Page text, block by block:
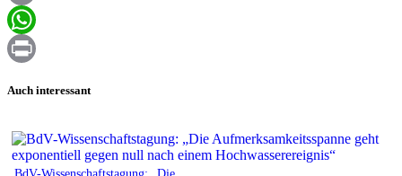
Email
WhatsApp
Auch interessant
BdV-Wissenschaftstagung: „Die